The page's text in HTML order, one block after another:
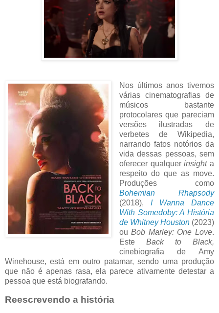
Nos últimos anos tivemos
várias cinematografias de
músicos bastante
protocolares que pareciam
versões ilustradas de
verbetes de Wikipedia,
narrando fatos notórios da
vida dessas pessoas, sem
oferecer qualquerinsighta
respeito do que as move.
Produções como
Bohemian Rhapsody
(2018), I Wanna Dance
With Somedoby: A História
de Whitney Houston (2023)
ouBob Marley: One Love.
Este Back to Black,
cinebiografia de Amy
Winehouse, está em outro patamar, sendo uma produção
que não é apenas rasa, ela parece ativamente detestar a
pessoa que está biografando.
Reescrevendo a história